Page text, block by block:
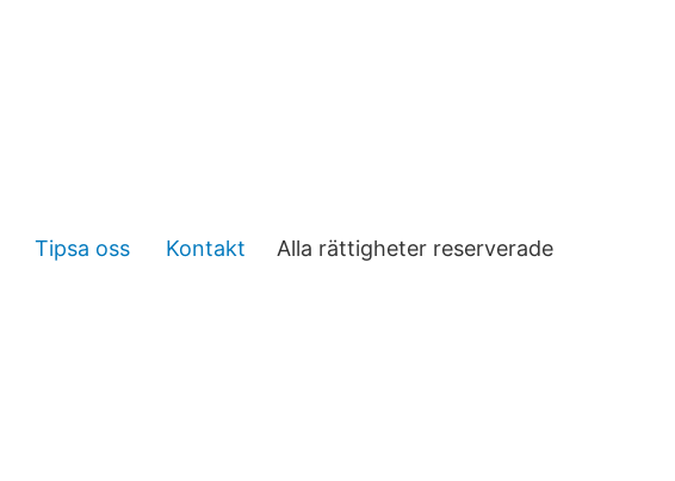
Tipsa oss Kontakt Alla rättigheter reserverade